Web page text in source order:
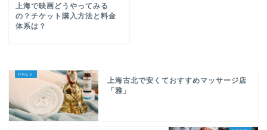
上海で映画どうやってみる
の？チケット購入方法と料金
体系は？
上海古北で安くておすすめマッサージ店
「雅」